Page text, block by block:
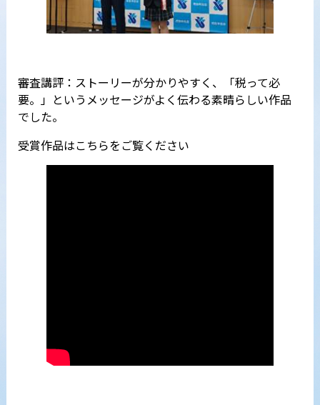
審査講評：ストーリーが分かりやすく、「税って必
要。」というメッセージがよく伝わる素晴らしい作品
でした。
受賞作品はこちらをご覧ください